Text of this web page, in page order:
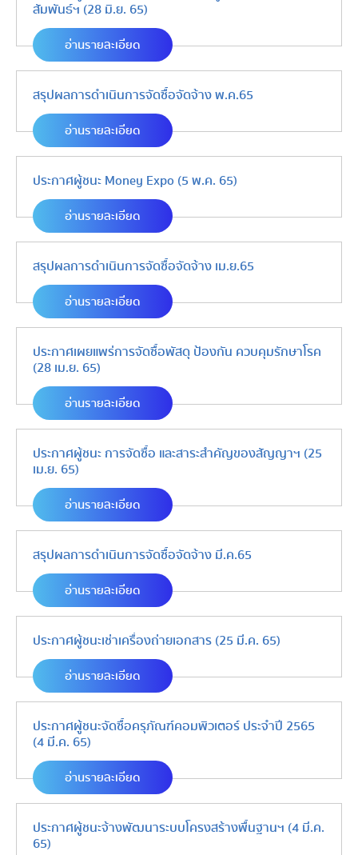
สัมพันธ์ฯ (28 มิ.ย. 65)
อ่านรายละเอียด
สรุปผลการดำเนินการจัดซื้อจัดจ้าง พ.ค.65
อ่านรายละเอียด
ประกาศผู้ชนะ Money Expo (5 พ.ค. 65)
อ่านรายละเอียด
สรุปผลการดำเนินการจัดซื้อจัดจ้าง เม.ย.65
อ่านรายละเอียด
ประกาศเผยแพร่การจัดซื้อพัสดุ ป้องกัน ควบคุมรักษาโรค
(28 เม.ย. 65)
อ่านรายละเอียด
ประกาศผู้ชนะ การจัดซื้อ และสาระสำคัญของสัญญาฯ (25
เม.ย. 65)
อ่านรายละเอียด
สรุปผลการดำเนินการจัดซื้อจัดจ้าง มี.ค.65
อ่านรายละเอียด
ประกาศผู้ชนะเช่าเครื่องถ่ายเอกสาร (25 มี.ค. 65)
อ่านรายละเอียด
ประกาศผู้ชนะจัดซื้อครุภัณฑ์คอมพิวเตอร์ ประจำปี 2565
(4 มี.ค. 65)
อ่านรายละเอียด
ประกาศผู้ชนะจ้างพัฒนาระบบโครงสร้างพื้นฐานฯ (4 มี.ค.
65)